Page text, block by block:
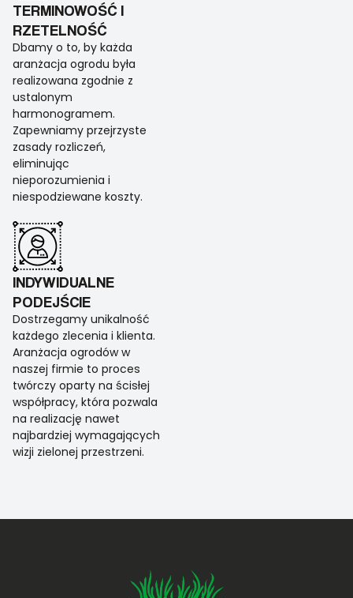
TERMINOWOŚĆ I
RZETELNOŚĆ
Dbamy o to, by każda
aranżacja ogrodu była
realizowana zgodnie z
ustalonym
harmonogramem.
Zapewniamy przejrzyste
zasady rozliczeń,
eliminując
nieporozumienia i
niespodziewane koszty.
INDYWIDUALNE
PODEJŚCIE
Dostrzegamy unikalność
każdego zlecenia i klienta.
Aranżacja ogrodów w
naszej firmie to proces
twórczy oparty na ścisłej
współpracy, która pozwala
na realizację nawet
najbardziej wymagających
wizji zielonej przestrzeni.